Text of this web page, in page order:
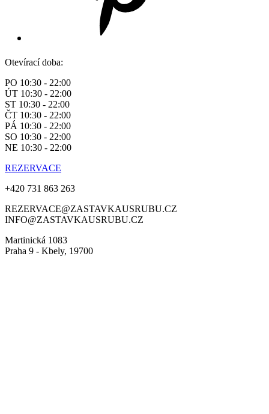
Otevírací doba:
PO 10:30 - 22:00
ÚT 10:30 - 22:00
ST 10:30 - 22:00
ČT 10:30 - 22:00
PÁ 10:30 - 22:00
SO 10:30 - 22:00
NE 10:30 - 22:00
REZERVACE
+420 731 863 263
REZERVACE@ZASTAVKAUSRUBU.CZ
INFO@ZASTAVKAUSRUBU.CZ
Martinická 1083
Praha 9 - Kbely, 19700